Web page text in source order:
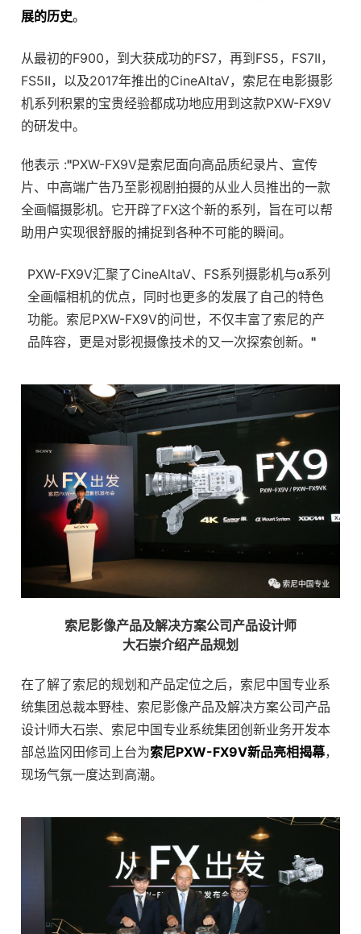
展的历史。
从最初的F900，到大获成功的FS7，再到FS5，FS7II，
FS5II，以及2017年推出的CineAltaV，索尼在电影摄影
机系列积累的宝贵经验都成功地应用到这款PXW-FX9V
的研发中。
他表示 :"PXW-FX9V是索尼面向高品质纪录片、宣传
片、中高端广告乃至影视剧拍摄的从业人员推出的一款
全画幅摄影机。它开辟了FX这个新的系列，旨在可以帮
助用户实现很舒服的捕捉到各种不可能的瞬间。
PXW-FX9V汇聚了CineAltaV、FS系列摄影机与α系列
全画幅相机的优点，同时也更多的发展了自己的特色
功能。索尼PXW-FX9V的问世，不仅丰富了索尼的产
品阵容，更是对影视摄像技术的又一次探索创新。 "
索尼影像产品及解决方案公司产品设计师
大石崇介绍产品规划
在了解了索尼的规划和产品定位之后，索尼中国专业系
统集团总裁本野桂、索尼影像产品及解决方案公司产品
设计师大石崇、索尼中国专业系统集团创新业务开发本
部总监冈田修司上台为索尼PXW-FX9V新品亮相揭幕，
现场气氛一度达到高潮。